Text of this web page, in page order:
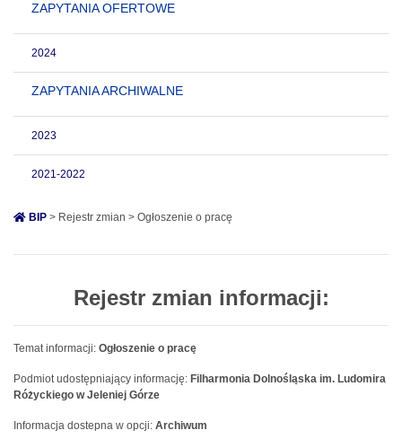
ZAPYTANIA OFERTOWE
2024
ZAPYTANIA ARCHIWALNE
2023
2021-2022
BIP > Rejestr zmian > Ogłoszenie o pracę
Rejestr zmian informacji:
Temat informacji: Ogłoszenie o pracę
Podmiot udostępniający informację: Filharmonia Dolnośląska im. Ludomira
Różyckiego w Jeleniej Górze
Informacja dostepna w opcji: Archiwum